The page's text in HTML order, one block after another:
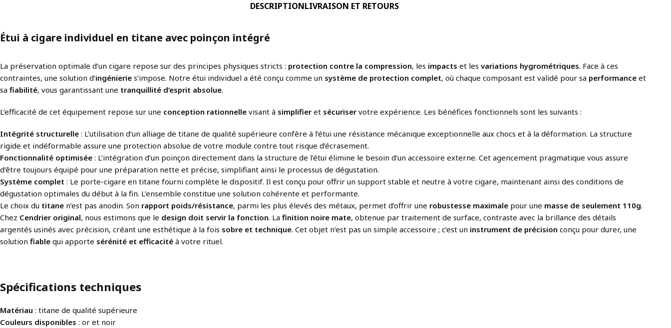
DESCRIPTIONLIVRAISON ET RETOURS
Étui à cigare individuel en titane avec poinçon intégré
La préservation optimale d’un cigare repose sur des principes physiques stricts : protection contre la compression, les impacts et les variations hygrométriques. Face à ces
contraintes, une solution d’ingénierie s’impose. Notre étui individuel a été conçu comme un système de protection complet, où chaque composant est validé pour sa performance et
sa fiabilité, vous garantissant une tranquillité d’esprit absolue.
L’efficacité de cet équipement repose sur une conception rationnelle visant à simplifieret sécuriservotre expérience. Les bénéfices fonctionnels sont les suivants :
Intégrité structurelle : L’utilisation d’un alliage de titane de qualité supérieure confère à l’étui une résistance mécanique exceptionnelle aux chocs et à la déformation. La structure
rigide et indéformable assure une protection absolue de votre module contre tout risque d’écrasement.
Fonctionnalité optimisée : L’intégration d’un poinçon directement dans la structure de l’étui élimine le besoin d’un accessoire externe. Cet agencement pragmatique vous assure
d’être toujours équipé pour une préparation nette et précise, simplifiant ainsi le processus de dégustation.
Système complet : Le porte-cigare en titane fourni complète le dispositif. Il est conçu pour offrir un support stable et neutre à votre cigare, maintenant ainsi des conditions de
dégustation optimales du début à la fin. L’ensemble constitue une solution cohérente et performante.
Le choix du titane n’est pas anodin. Son rapport poids/résistance, parmi les plus élevés des métaux, permet d’offrir une robustesse maximale pour une masse de seulement 110g.
Chez Cendrier original, nous estimons que le design doit servir la fonction. La finition noire mate, obtenue par traitement de surface, contraste avec la brillance des détails
argentés usinés avec précision, créant une esthétique à la fois sobre et technique. Cet objet n’est pas un simple accessoire ; c’est un instrument de précision conçu pour durer, une
solution fiable qui apporte sérénité et efficacité à votre rituel.
Spécifications techniques
Matériau : titane de qualité supérieure
Couleurs disponibles : or et noir